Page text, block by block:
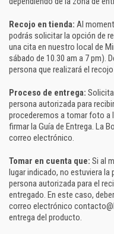
Recojo en tienda: Al
podrás solicitar la opción de
una cita en nuestro local de
sábado de 10.30 am a 7 pm).
persona que realizará el
Proceso de entrega:
persona autorizada para
procederemos a tomar foto a
firmar la Guía de Entrega. La
correo electrónico.
Tomar en cuenta que: Si al
lugar indicado, no estuviera
persona autorizada para el
entregado. En este caso,
correo electrónico
entrega del producto.